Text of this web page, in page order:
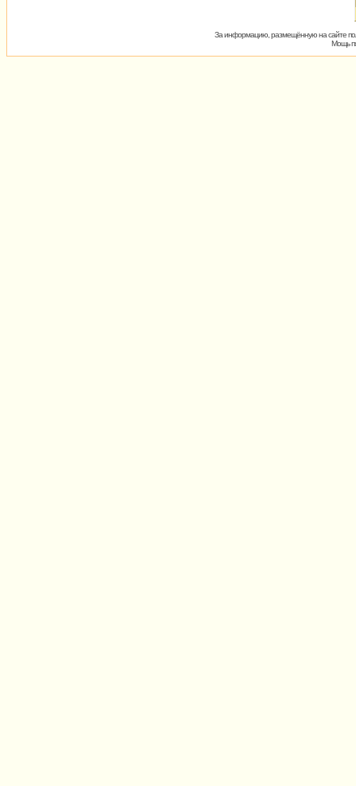
За информацию, размещённую на сайте
Мощь